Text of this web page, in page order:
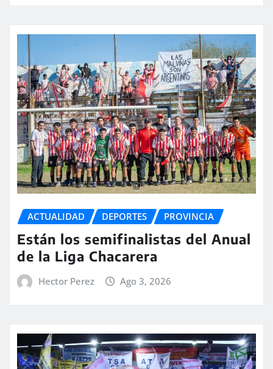
ACTUALIDAD DEPORTES PROVINCIA
Están los semifinalistas del Anual
de la Liga Chacarera
Hector Perez Ago 3, 2026